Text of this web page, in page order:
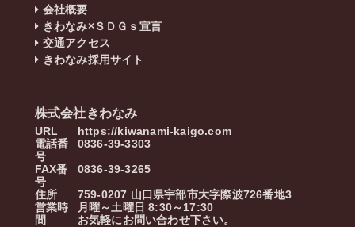
会社概要
きわなみ×ＳＤＧｓ宣言
交通アクセス
きわなみ採用サイト
株式会社きわなみ
URL
https://kiwanami-kaigo.com
電話番
号
0836-39-3303
FAX番
号
0836-39-3265
住所 759-0207 山口県宇部市大字際波726番地3
営業時
間
月曜～土曜日 8:30～17:30
お気軽にお問い合わせ下さい。